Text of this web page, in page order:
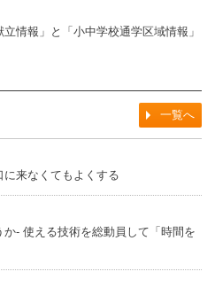
情報」と「小中学校通学区域情報」
一覧へ
来なくてもよくする
‐ 使える技術を総動員して「時間を